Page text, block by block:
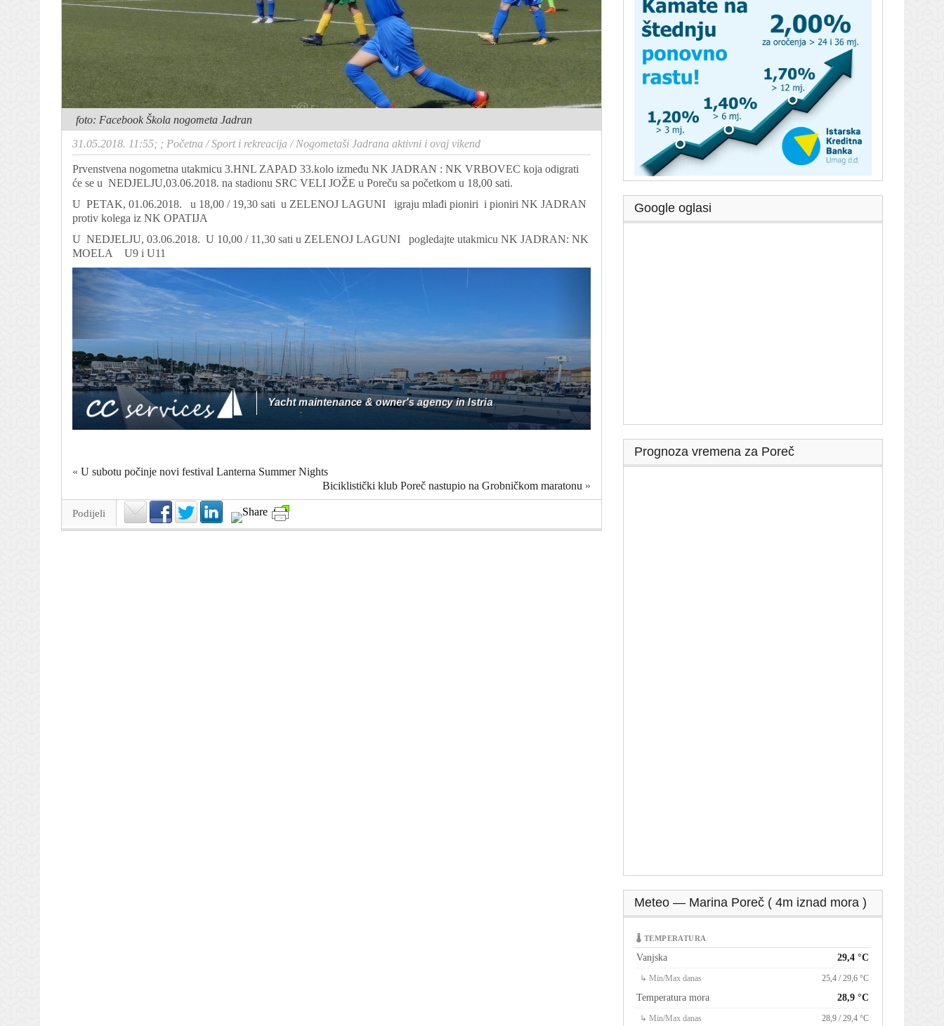
foto: Facebook Škola nogometa Jadran
31.05.2018. 11:55; ; Početna /Sport i rekreacija /Nogometaši Jadrana aktivni i ovaj vikend
Prvenstvena nogometna utakmicu 3.HNL ZAPAD 33.kolo između NK JADRAN : NK VRBOVEC koja odigrati
će se u NEDJELJU,03.06.2018. na stadionu SRC VELI JOŽE u Poreču sa početkom u 18,00 sati.
U PETAK, 01.06.2018. u 18,00 / 19,30 sati u ZELENOJ LAGUNI igraju mlađi pioniri i pioniri NK JADRAN
protiv kolega iz NK OPATIJA
U NEDJELJU, 03.06.2018. U 10,00 / 11,30 sati u ZELENOJ LAGUNI pogledajte utakmicu NK JADRAN: NK
MOELA U9 i U11
« U subotu počinje novi festival Lanterna Summer Nights
Biciklistički klub Poreč nastupio na Grobničkom maratonu »
Podijeli
Google oglasi
Prognoza vremena za Poreč
Meteo — Marina Poreč ( 4m iznad mora )
🌡 TEMPERATURA
Vanjska 29,4 °C
↳ Min/Max danas 25,4 / 29,6 °C
Temperatura mora 28,9 °C
↳ Min/Max danas 28,9 / 29,4 °C